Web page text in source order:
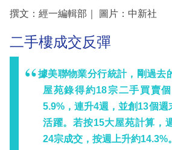
撰文：經一編輯部｜ 圖片：中新社
二手樓成交反彈
據美聯物業分行統計，剛過去
屋苑錄得約18宗二手買賣
5.9%，連升4週，並創13個週
活躍。若按15大屋苑計算，
24宗成交，按週上升約14.3%。